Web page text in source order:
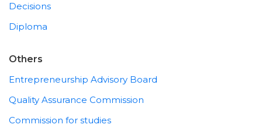
Decisions
Diploma
Others
Entrepreneurship Advisory Board
Quality Assurance Commission
Commission for studies